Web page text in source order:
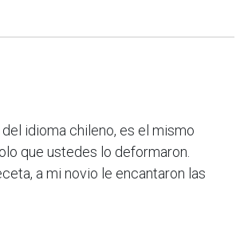
idioma chileno, es el mismo
que ustedes lo deformaron.
a mi novio le encantaron las